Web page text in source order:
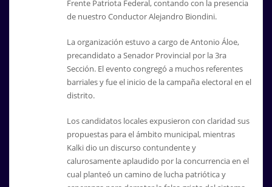
Frente Patriota Federal, contando con la presencia
de nuestro Conductor Alejandro Biondini.
La organización estuvo a cargo de Antonio Áloe,
precandidato a Senador Provincial por la 3ra
Sección. El evento congregó a muchos referentes
barriales y fue el inicio de la campaña electoral en el
distrito.
Los candidatos locales expusieron con claridad sus
propuestas para el ámbito municipal, mientras
Kalki dio un discurso contundente y
calurosamente aplaudido por la concurrencia en el
cual planteó un camino de lucha patriótica y